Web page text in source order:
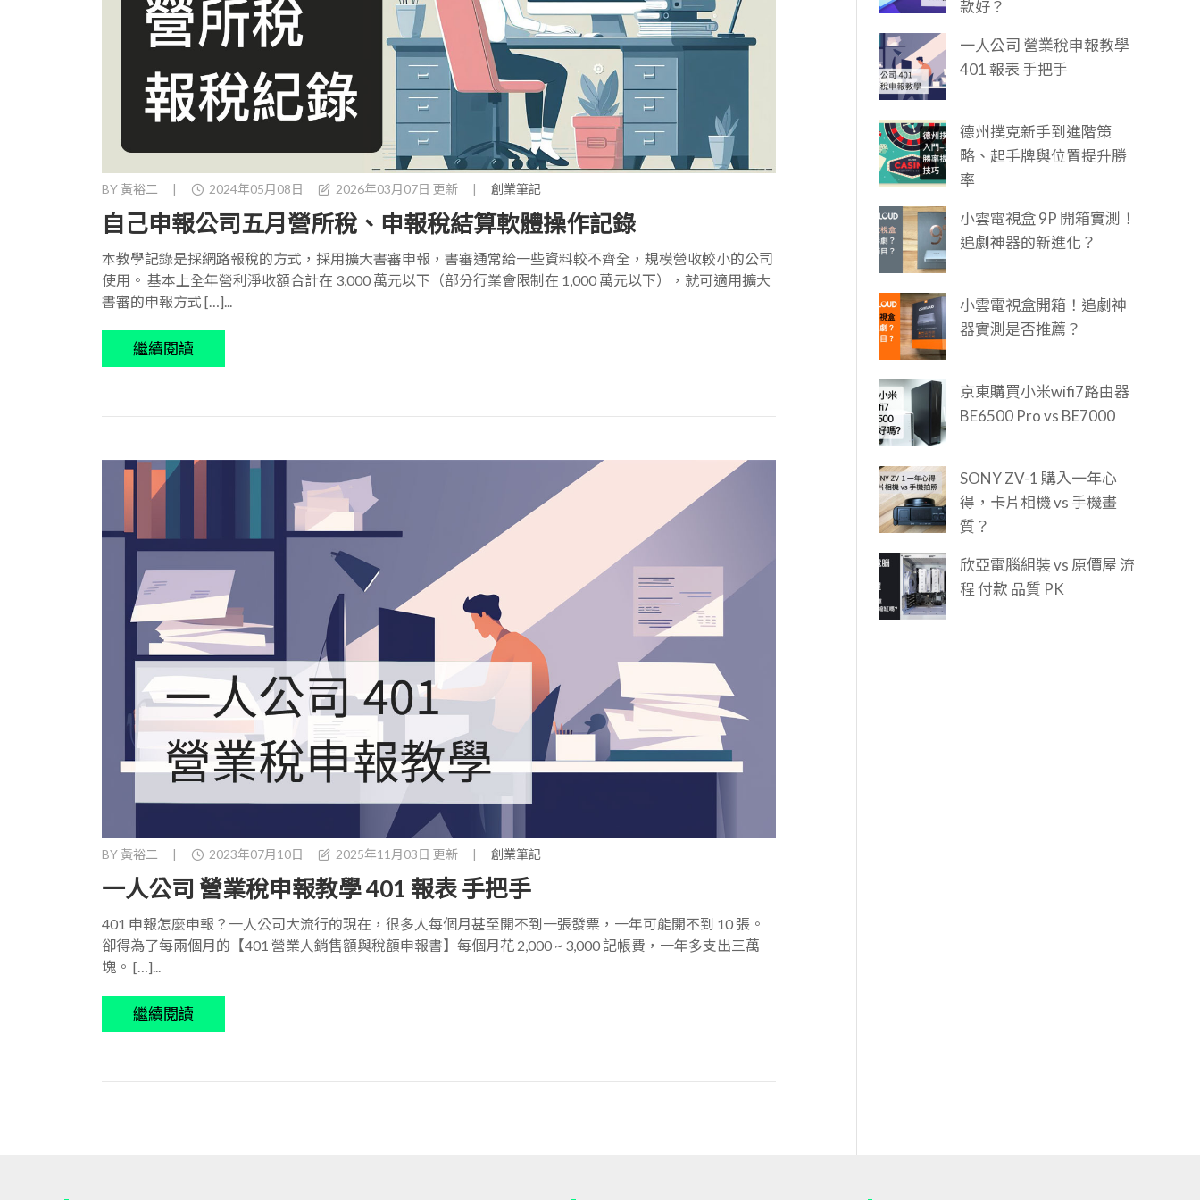
BY 黃裕二 | 2024年05月08日 2026年03月07日 更新 | 創業筆記
自己申報公司五月營所稅、申報稅結算軟體操作記錄
本教學記錄是採網路報稅的方式，採用擴大書審申報，書審通常給一些資料較不齊全，規模營收較小的公司
使用。 基本上全年營利淨收額合計在 3,000 萬元以下（部分行業會限制在 1,000 萬元以下），就可適用擴大
書審的申報方式 […]...
繼續閱讀
BY 黃裕二 2023年07月10日 2025年11月03日 更新 創業筆記
一人公司 營業稅申報教學 401 報表 手把手
401 申報怎麼申報？一人公司大流行的現在，很多人每個月甚至開不到一張發票，一年可能開不到 10 張。
卻得為了每兩個月的【401 營業人銷售額與稅額申報書】每個月花 2,000 ~ 3,000 記帳費，一年多支出三萬
塊。 […]...
繼續閱讀
款好？
一人公司 營業稅申報教學
401 報表 手把手
德州撲克新手到進階策
略、起手牌與位置提升勝
率
小雲電視盒 9P 開箱實測！
追劇神器的新進化？
小雲電視盒開箱！追劇神
器實測是否推薦？
京東購買小米wifi7路由器
BE6500 Pro vs BE7000
SONY ZV-1 購入一年心
得，卡片相機 vs 手機畫
質？
欣亞電腦組裝 vs 原價屋 流
程 付款 品質 PK